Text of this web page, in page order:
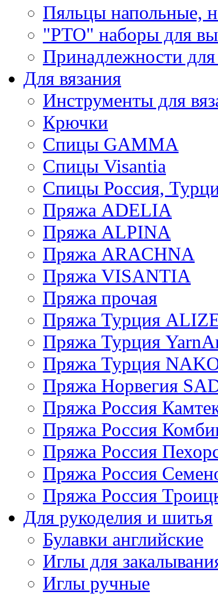
Пяльцы напольные,
"РТО" наборы для
Принадлежности
Для вязания
Инструменты для
Крючки
Спицы GAMMA
Спицы Visantia
Спицы Россия,
Пряжа ADELIA
Пряжа ALPINA
Пряжа ARACHNA
Пряжа VISANTIA
Пряжа прочая
Пряжа Турция
Пряжа Турция
Пряжа Турция
Пряжа Норвегия
Пряжа Россия
Пряжа Россия
Пряжа Россия
Пряжа Россия
Пряжа Россия
Для рукоделия и шитья
Булавки английские
Иглы для
Иглы ручные